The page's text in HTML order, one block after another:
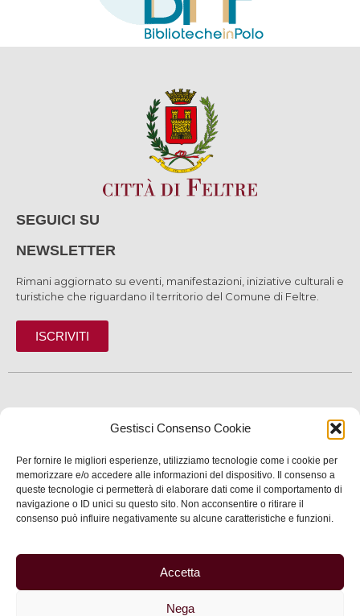
Gestisci Consenso Cookie
Per fornire le migliori esperienze, utilizziamo tecnologie come i cookie per
memorizzare e/o accedere alle informazioni del dispositivo. Il consenso a
queste tecnologie ci permetterà di elaborare dati come il comportamento di
navigazione o ID unici su questo sito. Non acconsentire o ritirare il
consenso può influire negativamente su alcune caratteristiche e funzioni.
Accetta
Nega
SEGUICI SU
NEWSLETTER
Rimani aggiornato su eventi, manifestazioni, iniziative culturali e
turistiche che riguardano il territorio del Comune di Feltre.
ISCRIVITI
SERVIZI
INFORMAZIONI
© 2025 Assessorato al Turismo della Città di Feltre